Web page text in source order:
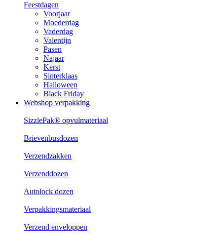
Feestdagen
Voorjaar
Moederdag
Vaderdag
Valentijn
Pasen
Najaar
Kerst
Sinterklaas
Halloween
Black Friday
Webshop verpakking
SizzlePak® opvulmateriaal
Brievenbusdozen
Verzendzakken
Verzenddozen
Autolock dozen
Verpakkingsmateriaal
Verzend enveloppen